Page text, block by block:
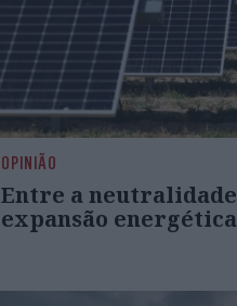
OPINIÃO
Entre a
expansão energética